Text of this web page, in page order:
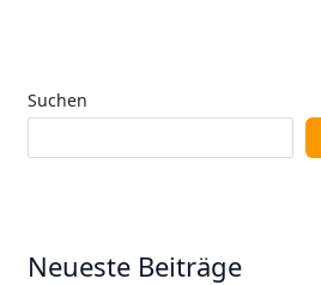
Suchen
Neueste Beiträge